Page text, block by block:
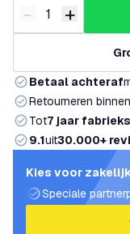
Verminder
- Verhoog
+
Betaal achteraf
Retourneren binnen
Tot7 jaar
9.1uit30.000+
Kies voor
Speciale